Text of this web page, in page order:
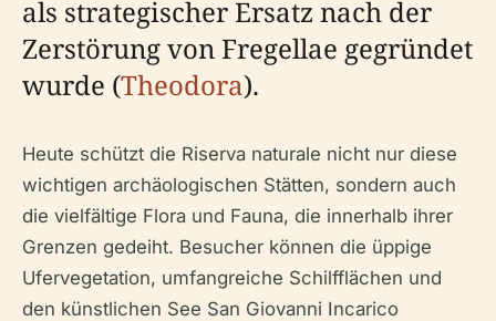
als strategischer Ersatz nach der
Zerstörung von Fregellae gegründet
wurde (Theodora).
Heute schützt die Riserva naturale nicht nur diese
wichtigen archäologischen Stätten, sondern auch
die vielfältige Flora und Fauna, die innerhalb ihrer
Grenzen gedeiht. Besucher können die üppige
Ufervegetation, umfangreiche Schilfflächen und
den künstlichen See San Giovanni Incarico